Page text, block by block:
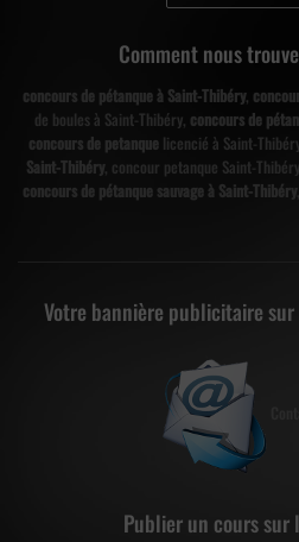
Comment nous
concours de pétanque à Saint-Thibéry,
de boules à Saint-Thibéry, concours de
concours de petanquelicencié à Saint-
Saint-Thibéry, concour petanque Saint-
concours de pétanque sauvage à Saint-Thibéry,
Votre bannière publicitaire
Publier un cours sur